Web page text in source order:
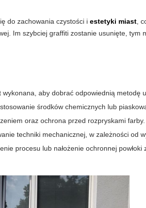
do zachowania czystości i estetyki miast ,
Im szybciej graffiti zostanie usunięte,
aby dobrać odpowiednią metodę
środków chemicznych lub
oraz ochrona przed rozpryskami farby.
techniki mechanicznej, w zależności od
procesu lub nałożenie ochronnej powłoki